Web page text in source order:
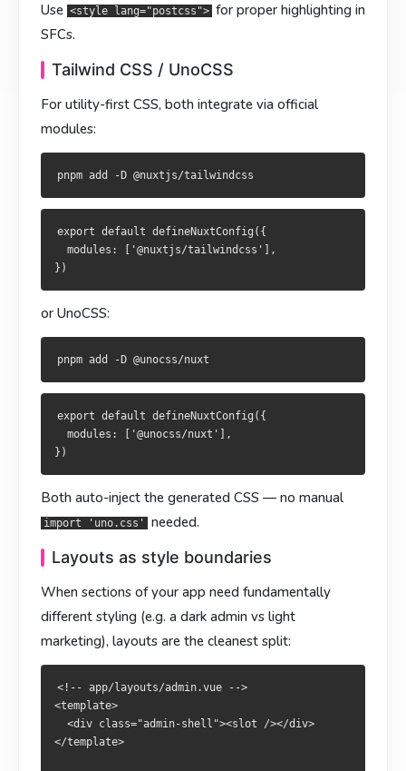
或 UnoCSS：
export default defineNuxtConfig({
两者都会自动注入生成的 CSS，不需要手动 import 'uno.css'
用布局做风格分隔
当应用里不同区域风格差别很大（比如深色后台 vs 亮色营销
<template>
  <div class="admin-shell"><slot /></div>
<style>
.admin-shell { background: #0f172a; color: #e2e8f0; }
策略选择
需求 选什么
工具类 + 小团队 Tailwind / UnoCSS
组件级隔离 <style scoped>
彻底避免类名冲突
设计系统 + 设计 token
可定制主题
export default defineNuxtConfig({
  modules: ['@unocss/nuxt'],
兩者皆會自動注入所產生之 CSS，毋須手動
'uno.css' 。
以佈局區隔風格
把外殼拆到佈局最乾淨：
<!-- app/layouts/admin.vue -->
<template>
  <div class="admin-shell"><slot /></div>
</template>
.admin-shell { background: #0f172a; color: #e2e8f0; }
策略選擇
需求 選擇
工具類 + 小團隊 Tailwind / UnoCSS
元件層級隔離 <style scoped>
徹底避免類名衝突 <style module>
Use <style lang="postcss"> for proper highlighting in
SFCs.
Tailwind CSS / UnoCSS
For utility-first CSS, both integrate via official
modules:
export default defineNuxtConfig({
  modules: ['@nuxtjs/tailwindcss'],
or UnoCSS:
export default defineNuxtConfig({
  modules: ['@unocss/nuxt'],
Both auto-inject the generated CSS — no manual
import 'uno.css' needed.
Layouts as style boundaries
When sections of your app need fundamentally
different styling (e.g. a dark admin vs light
marketing), layouts are the cleanest split:
<!-- app/layouts/admin.vue -->
<template>
  <div class="admin-shell"><slot /></div>
</template>